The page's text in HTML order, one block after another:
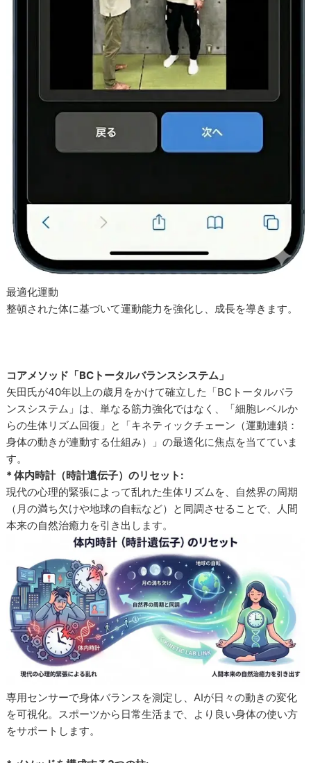
最適化運動
整頓された体に基づいて運動能力を強化し、成長を導きます。
コアメソッド「BCトータルバランスシステム」
矢田氏が40年以上の歳月をかけて確立した「BCトータルバラ
ンスシステム」は、単なる筋力強化ではなく、「細胞レベルか
らの生体リズム回復」と「キネティックチェーン（運動連鎖：
身体の動きが連動する仕組み）」の最適化に焦点を当てていま
す。
* 体内時計（時計遺伝子）のリセット:
現代の心理的緊張によって乱れた生体リズムを、自然界の周期
（月の満ち欠けや地球の自転など）と同調させることで、人間
本来の自然治癒力を引き出します。
専用センサーで身体バランスを測定し、AIが日々の動きの変化
を可視化。スポーツから日常生活まで、より良い身体の使い方
をサポートします。